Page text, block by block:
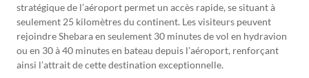
stratégique de l’aéroport permet un accès rapide, se situant à
seulement 25 kilomètres du continent. Les visiteurs peuvent
rejoindre Shebara en seulement 30 minutes de vol en hydravion
ou en 30 à 40 minutes en bateau depuis l’aéroport, renforçant
ainsi l’attrait de cette destination exceptionnelle.